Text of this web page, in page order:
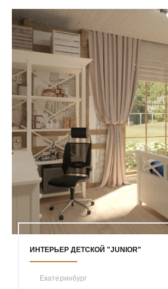
ИНТЕРЬЕР ДЕТСКОЙ "JUNIOR"
Екатеринбург